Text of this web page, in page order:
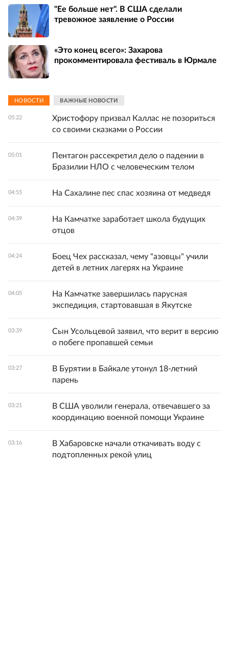
"Ее больше нет". В США сделали
тревожное заявление о России
«Это конец всего»: Захарова
прокомментировала фестиваль в Юрмале
НОВОСТИ ВАЖНЫЕ НОВОСТИ
05:22
Христофору призвал Каллас не позориться
со своими сказками о России
05:01
Пентагон рассекретил дело о падении в
Бразилии НЛО с человеческим телом
04:55 На Сахалине пес спас хозяина от медведя
04:39
На Камчатке заработает школа будущих
отцов
04:24
Боец Чех рассказал, чему "азовцы" учили
детей в летних лагерях на Украине
04:05
На Камчатке завершилась парусная
экспедиция, стартовавшая в Якутске
03:39
Сын Усольцевой заявил, что верит в версию
о побеге пропавшей семьи
03:27
В Бурятии в Байкале утонул 18-летний
парень
03:21
В США уволили генерала, отвечавшего за
координацию военной помощи Украине
03:16
В Хабаровске начали откачивать воду с
подтопленных рекой улиц